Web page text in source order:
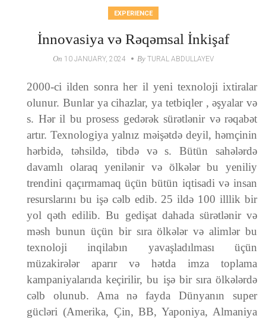
EXPERIENCE
İnnovasiya və Rəqəmsal İnkişaf
On 10 JANUARY, 2024 ByTURAL ABDULLAYEV
2000-ci ilden sonra her il yeni texnoloji ixtiralar
olunur. Bunlar ya cihazlar, ya tetbiqler , əşyalar və
s. Hər il bu prosess gedərək sürətlənir və rəqabət
artır. Texnologiya yalnız məişətdə deyil, həmçinin
hərbidə, təhsildə, tibdə və s. Bütün sahələrdə
davamlı olaraq yenilənir və ölkələr bu yeniliy
trendini qaçırmamaq üçün bütün iqtisadi və insan
resurslarını bu işə cəlb edib. 25 ildə 100 illlik bir
yol qəth edilib. Bu gedişat dahada sürətlənir və
məsh bunun üçün bir sıra ölkələr və alimlər bu
texnoloji inqilabın yavaşladılması üçün
müzakirələr aparır və hətda imza toplama
kampaniyalarıda keçirilir, bu işə bir sıra ölkələrdə
cəlb olunub. Ama nə fayda Dünyanın super
gücləri (Amerika, Çin, BB, Yaponiya, Almaniya